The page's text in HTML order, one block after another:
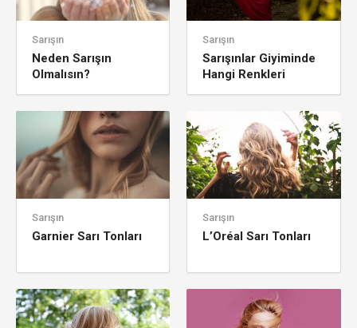
Sarışın
Neden Sarışın
Olmalısın?
Sarışın
Sarışınlar Giyiminde
Hangi Renkleri
Sarışın
Garnier Sarı Tonları
Sarışın
L’Oréal Sarı Tonları